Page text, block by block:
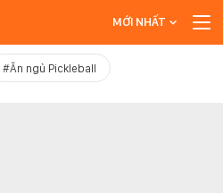
MỚI NHẤT
#Ăn ngủ Pickleball